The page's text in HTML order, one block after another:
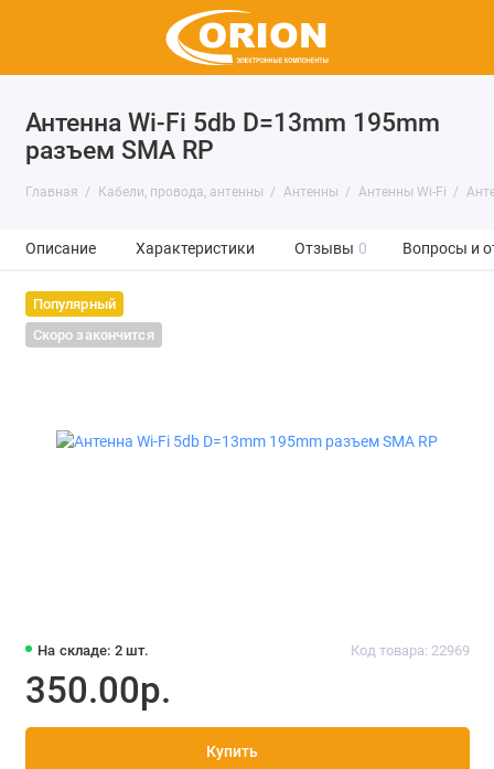
Антенна Wi-Fi 5db D=13mm 195mm
разъем SMA RP
Главная Кабели, провода, антенны Антенны Антенны Wi-Fi
Описание Характеристики Отзывы 0 Вопросы и
Популярный
Скоро закончится
На складе: 2 шт. Код товара: 22969
350.00р.
Купить